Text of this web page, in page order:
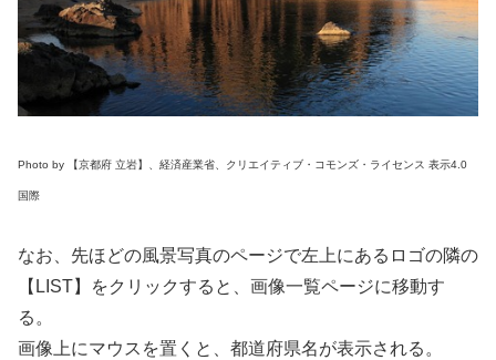
Photo by 【京都府 立岩】、経済産業省、クリエイティブ・コモンズ・ライセンス 表示4.0
国際
なお、先ほどの風景写真のページで左上にあるロゴの隣の
【LIST】をクリックすると、画像一覧ページに移動す
る。
画像上にマウスを置くと、都道府県名が表示される。